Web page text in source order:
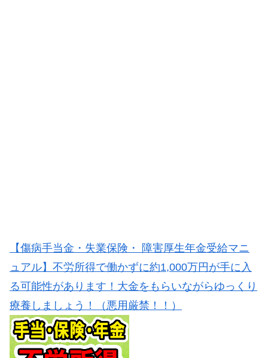
【傷病手当金・失業保険・ 障害厚生年金受給マニ
ュアル】不労所得で働かずに約1,000万円が手に入
る可能性があります！大金をもらいながらゆっくり
療養しましょう！（悪用厳禁！！）